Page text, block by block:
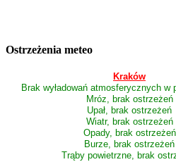
Ostrzeżenia meteo
Kraków
Brak wyładowań atmosferycznych w
Mróz, brak ostrzeżeń
Upał, brak ostrzeżeń
Wiatr, brak ostrzeżeń
Opady, brak ostrzeżeń
Burze, brak ostrzeżeń
Trąby powietrzne, brak